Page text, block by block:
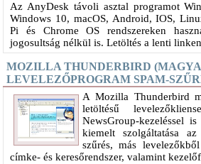
Az AnyDesk távoli asztal programot
Windows 10, macOS, Android, IOS,
Pi és Chrome OS rendszereken
jogosultság nélkül is. Letöltés a lenti
MOZILLA THUNDERBIRD
LEVELEZŐPROGRAM SPAM-
A Mozilla Thunderbird
letöltésű
NewsGroup-kezeléssel
kiemelt szolgáltatása
szűrés, más
címke- és keresőrendszer, valamint